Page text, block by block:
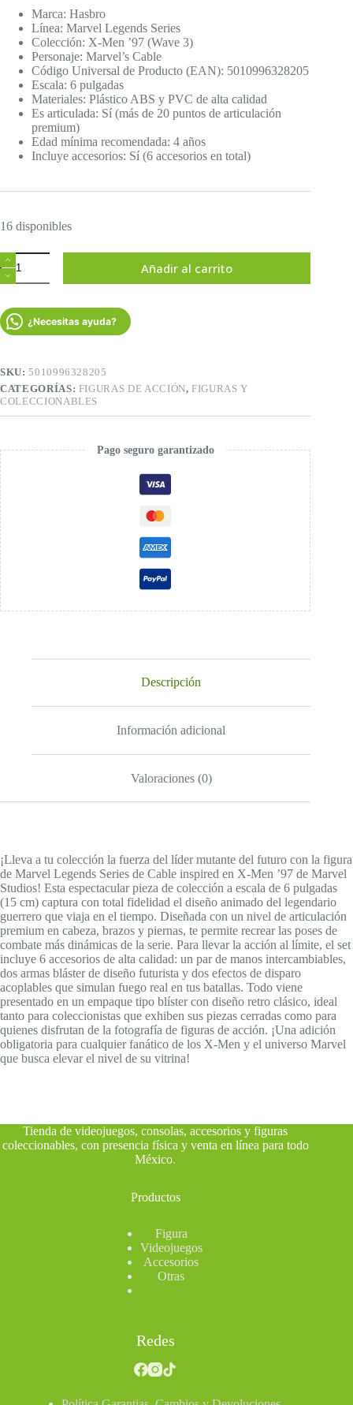
era:
$1,499.00.
es:
$699.00.
Marca: Hasbro
Línea: Marvel Legends Series
Colección: X-Men ’97 (Wave 3)
Personaje: Marvel’s Cable
Código Universal de Producto (EAN): 5010996328205
Escala: 6 pulgadas
Materiales: Plástico ABS y PVC de alta calidad
Es articulada: Sí (más de 20 puntos de articulación
premium)
Edad mínima recomendada: 4 años
Incluye accesorios: Sí (6 accesorios en total)
16 disponibles
Figura
Cable
X-
97
Marvel
Legends
Nuevo
Original
cantidad
Añadir al carrito
¿Necesitas ayuda?
SKU:5010996328205
CATEGORÍAS: FIGURAS DE ACCIÓN,FIGURAS Y
COLECCIONABLES
Pago seguro garantizado
Descripción
Información adicional
Valoraciones (0)
¡Lleva a tu colección la fuerza del líder mutante del futuro con la figura
de Marvel Legends Series de Cable inspired en X-Men ’97 de Marvel
Studios! Esta espectacular pieza de colección a escala de 6 pulgadas
(15 cm) captura con total fidelidad el diseño animado del legendario
guerrero que viaja en el tiempo. Diseñada con un nivel de articulación
premium en cabeza, brazos y piernas, te permite recrear las poses de
combate más dinámicas de la serie. Para llevar la acción al límite, el set
incluye 6 accesorios de alta calidad: un par de manos intercambiables,
dos armas bláster de diseño futurista y dos efectos de disparo
acoplables que simulan fuego real en tus batallas. Todo viene
presentado en un empaque tipo blíster con diseño retro clásico, ideal
tanto para coleccionistas que exhiben sus piezas cerradas como para
quienes disfrutan de la fotografía de figuras de acción. ¡Una adición
obligatoria para cualquier fanático de los X-Men y el universo Marvel
que busca elevar el nivel de su vitrina!
Tienda de videojuegos, consolas, accesorios y figuras
coleccionables, con presencia física y venta en línea para todo
México.
Productos
Figura
Videojuegos
Accesorios
Otras
Redes